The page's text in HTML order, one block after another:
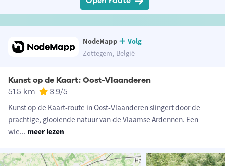
NodeMapp
Volg
Zottegem, België
Kunst op de Kaart: Oost-Vlaanderen
51.5 km 3.9/5
Kunst op de Kaart-route in Oost-Vlaanderen slingert door de
prachtige, glooiende natuur van de Vlaamse Ardennen. Een
wie... meer lezen